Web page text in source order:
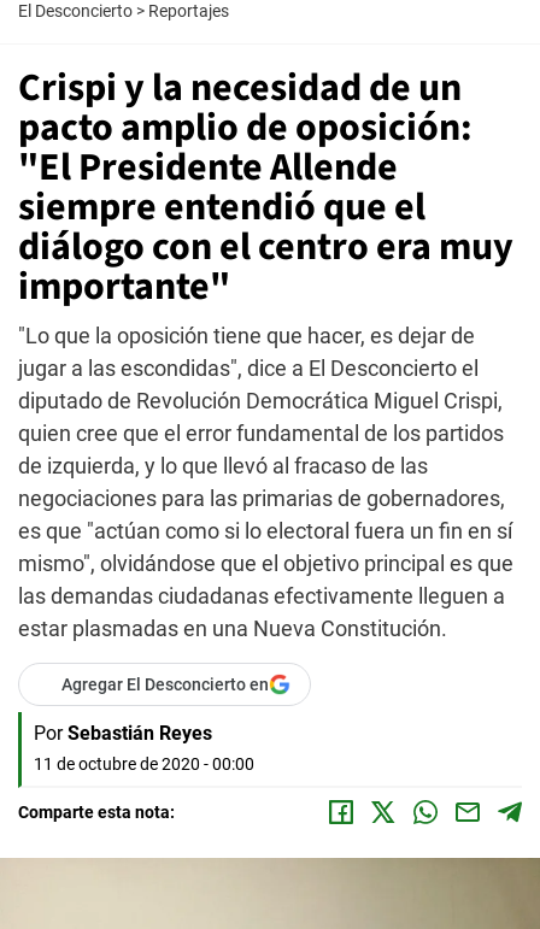
El Desconcierto > Reportajes
Crispi y la necesidad de un
pacto amplio de oposición:
"El Presidente Allende
siempre entendió que el
diálogo con el centro era muy
importante"
"Lo que la oposición tiene que hacer, es dejar de
jugar a las escondidas", dice a El Desconcierto el
diputado de Revolución Democrática Miguel Crispi,
quien cree que el error fundamental de los partidos
de izquierda, y lo que llevó al fracaso de las
negociaciones para las primarias de gobernadores,
es que "actúan como si lo electoral fuera un fin en sí
mismo", olvidándose que el objetivo principal es que
las demandas ciudadanas efectivamente lleguen a
estar plasmadas en una Nueva Constitución.
Agregar El Desconcierto en
Por Sebastián Reyes
11 de octubre de 2020 - 00:00
Comparte esta nota: